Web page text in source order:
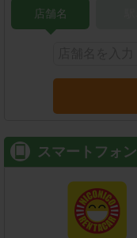
店舗名
スマートフォン